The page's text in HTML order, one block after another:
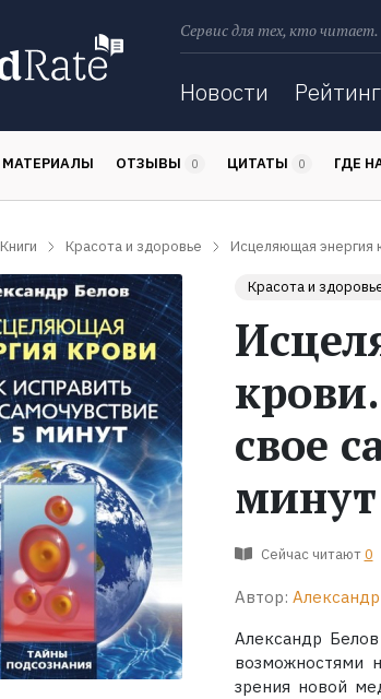
Сервис для тех, кто читает.
Новости
МАТЕРИАЛЫ ОТЗЫВЫ 0 ЦИТАТЫ 0 ГДЕ
Книги Красота и здоровье Исцеляющая энергия
Красота и
свое
минут
Сейчас читают 0
Автор:
Александр
возможностями
зрения новой